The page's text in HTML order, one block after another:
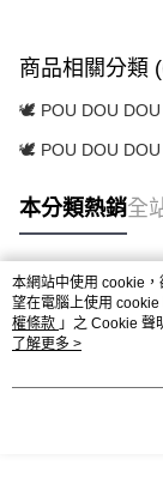
商品相關分類
🕊️ POU DOU DOU
🕊️ POU DOU DOU
本分類熱銷全
熱門標籤
本網站中使用 cookie，
望在電腦上使用
權條款 」之 Cookie 聲
用條款之 Cookie 聲明
了解更多 >